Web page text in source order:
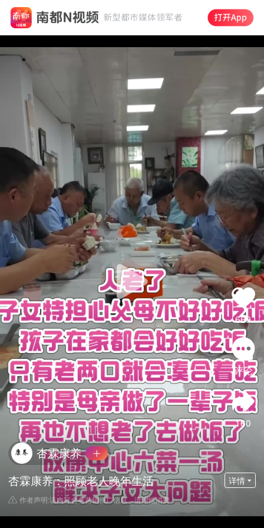
669
评论
160
杏霖康养
杏霖康养：照顾老人晚年生活
详情
作者声明:该内容含有营销推广信息，请理性消费